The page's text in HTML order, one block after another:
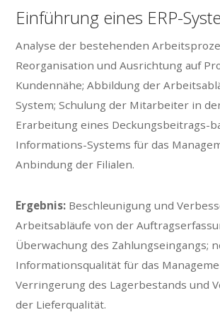
Einführung eines ERP-
Analyse der bestehenden
Reorganisation und Ausrichtung auf
Kundennähe; Abbildung der
System; Schulung der Mitarbeiter in
Erarbeitung eines Deckungsbeitrags-
Informations-Systems für das
Anbindung der Filialen.
Ergebnis: Beschleunigung und
Arbeitsabläufe von der
Überwachung des Zahlungseingangs;
Informationsqualität für das
Verringerung des Lagerbestands und
der Lieferqualität.